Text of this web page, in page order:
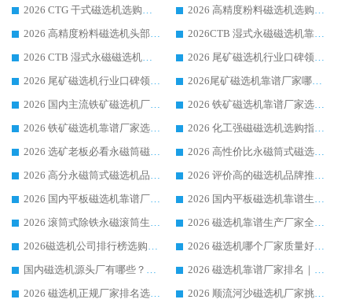
2026 CTG 干式磁选机选购指南|行业口碑靠谱生产厂家领域强者推荐
2026 高精度粉料磁选机选购全攻略 行业优质品牌华体会手机网页版-华体会(中国) 实力深度解析
2026 高精度粉料磁选机头部厂家选购指南 行业口碑靠谱品牌推荐 领域强者华体会手机网页版-华体会(中国) 解析
2026CTB 湿式永磁磁选机靠谱厂家实力排行榜 铁矿选矿设备采购全流程选购指南
2026 CTB 湿式永磁磁选机选购指南|行业口碑良好品牌推荐，领域强者华体会手机网页版-华体会(中国)
2026 尾矿磁选机行业口碑领域强者，源头直供国内主流厂家华体会手机网页版-华体会(中国) 一站式服务
2026 尾矿磁选机行业口碑领域强者，源头直供国内主流厂家华体会手机网页版-华体会(中国) 一站式服务
2026尾矿磁选机靠谱厂家哪家好 行业口碑领域强者华体会手机网页版-华体会(中国) 推荐
2026 国内主流铁矿磁选机厂家选购指南|行业口碑好品牌推荐，领域强者华体会手机网页版-华体会(中国)
2026 铁矿磁选机靠谱厂家选购全攻略 行业标杆华体会手机网页版-华体会(中国) 设备性价比出众
2026 铁矿磁选机靠谱厂家选购指南，领域强者华体会手机网页版-华体会(中国) 铁矿磁选机性价比高
2026 化工强磁磁选机选购指南 5 家行业口碑靠谱厂家领域强者推荐
2026 选矿老板必看永磁筒磁选机推荐 行业头部品牌口碑设备选购全攻略
2026 高性价比永磁筒式磁选机品牌盘点 行业强者口碑实测选购完整指南
2026 高分永磁筒式磁选机品牌推荐 选矿设备强者对比测评采购避坑全攻略
2026 评价高的磁选机品牌推荐选购指南，永磁筒式磁选机设备领域强者全景行业口碑解析
2026 国内平板磁选机靠谱厂家排名 行业实测口碑设备按需选购全指南
2026 国内平板磁选机靠谱生产厂家推荐排名|行业口碑选购指南，领域强者按需选设备
2026 滚筒式除铁永磁滚筒生产厂家推荐排名|行业口碑选购指南，领域强者源头厂商精选
2026 磁选机靠谱生产厂家全梳理 分场景选型行业头部品牌选购参考攻略
2026磁选机公司排行榜选购指南|正规源头厂家推荐，领域强者高性价比靠谱信赖品牌
2026 磁选机哪个厂家质量好？十大靠谱磁电企业排名选购指南
国内磁选机源头厂有哪些？2026 综合实力排名与采购避坑技巧
2026 磁选机靠谱厂家排名｜华体会手机网页版-华体会(中国) 高性价比磁选机磁电品牌
2026 磁选机正规厂家排名选购指南|行业口碑信赖品牌推荐性价比高靠谱磁电企业
2026 顺流河沙磁选机厂家挑选攻略 | 业内口碑龙头企业高性价比品牌推荐